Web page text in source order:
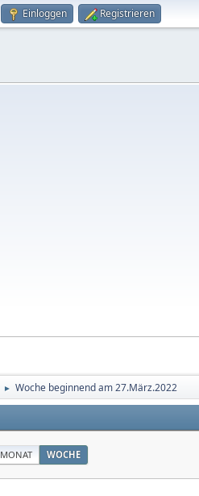
Einloggen Registrieren
► Woche beginnend am 27.März.2022
MONAT WOCHE